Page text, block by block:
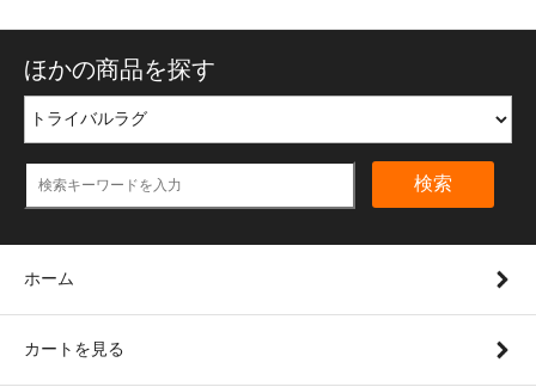
ほかの商品を探す
検索
ホーム
カートを見る